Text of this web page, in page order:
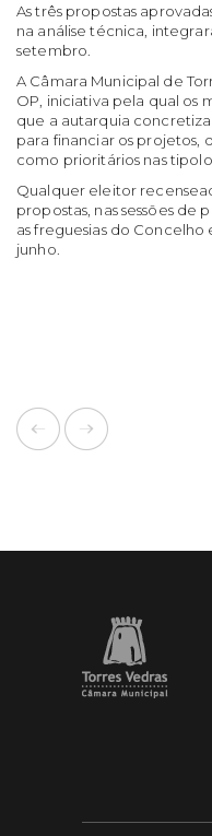
As três propostas
na análise técnica,
setembro.
A Câmara Municipal de
OP, iniciativa pela qual os
que a autarquia
para financiar os projetos,
como prioritários nas
Qualquer eleitor
propostas, nas sessões
as freguesias do
junho.